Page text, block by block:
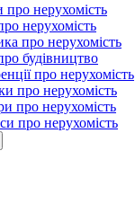
нерухомість
нерухомість
про нерухомість
будівництво
про нерухомість
про нерухомість
про нерухомість
про нерухомість